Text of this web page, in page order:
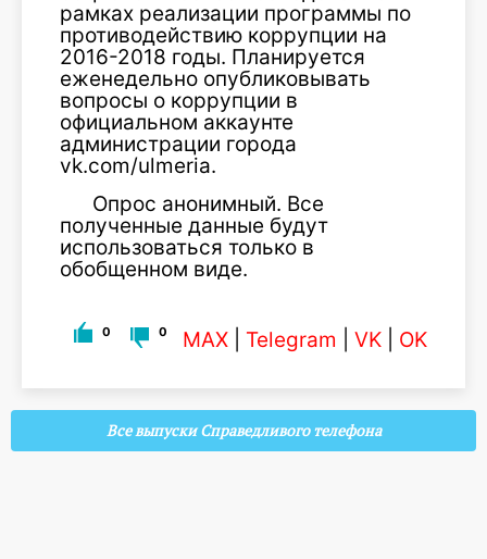
рамках реализации программы по
противодействию коррупции на
2016-2018 годы. Планируется
еженедельно опубликовывать
вопросы о коррупции в
официальном аккаунте
администрации города
vk.com/ulmeria.
Опрос анонимный. Все
полученные данные будут
использоваться только в
обобщенном виде.
0 0 MAX Telegram VK OK
Все выпуски Справедливого телефона